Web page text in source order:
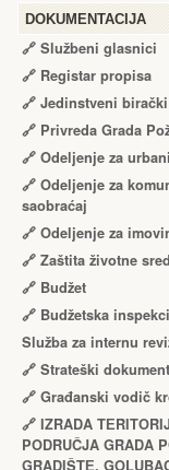
DOKUMENTACIJA
🔗 Službeni glasnici
🔗 Registar propisa
🔗 Jedinstveni
🔗 Privreda Grada
🔗 Odeljenje za
🔗 Odeljenje za
saobraćaj
🔗 Odeljenje za
🔗 Zaštita životne
🔗 Budžet
🔗 Budžetska
Služba za internu
🔗 Strateški
🔗 Građanski vodič
🔗 IZRADA
PODRUČJA GRADA
GRADIŠTЕ,